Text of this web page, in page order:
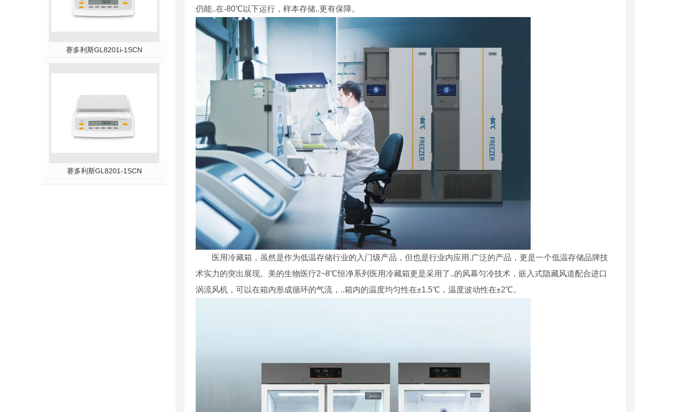
赛多利斯GL8201i-1SCN
赛多利斯GL8201-1SCN
仍能..在-80℃以下运行，样本存储..更有保障。
医用冷藏箱，虽然是作为低温存储行业的入门级产品，但也是行业内应用.广泛的产品，更是一个低温存储品牌技
术实力的突出展现。美的生物医疗2~8℃恒净系列医用冷藏箱更是采用了..的风幕匀冷技术，嵌入式隐藏风道配合进口
涡流风机，可以在箱内形成循环的气流，..箱内的温度均匀性在±1.5℃，温度波动性在±2℃。